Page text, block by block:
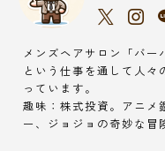
メンズヘアサロン「バ
という仕事を通して人
っています。
趣味：株式投資。アニメ
ー、ジョジョの奇妙な冒